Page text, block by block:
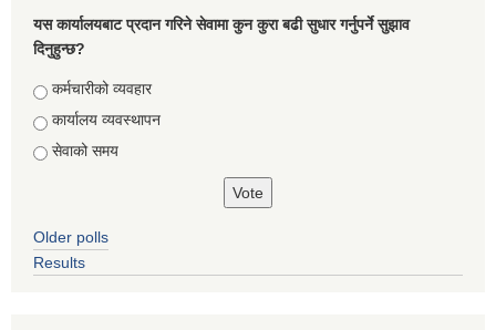
यस कार्यालयबाट प्रदान गरिने सेवामा कुन कुरा बढी सुधार गर्नुपर्ने सुझाव
दिनुहुन्छ?
Choices
कर्मचारीको व्यवहार
कार्यालय व्यवस्थापन
सेवाको समय
Older polls
Results